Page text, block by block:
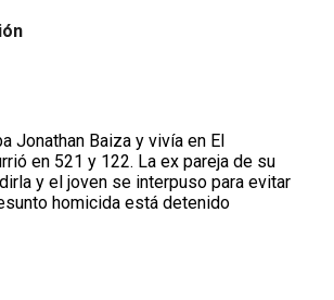
Jonathan Baiza y vivía en El
en 521 y 122. La ex pareja de su
y el joven se interpuso para evitar
homicida está detenido